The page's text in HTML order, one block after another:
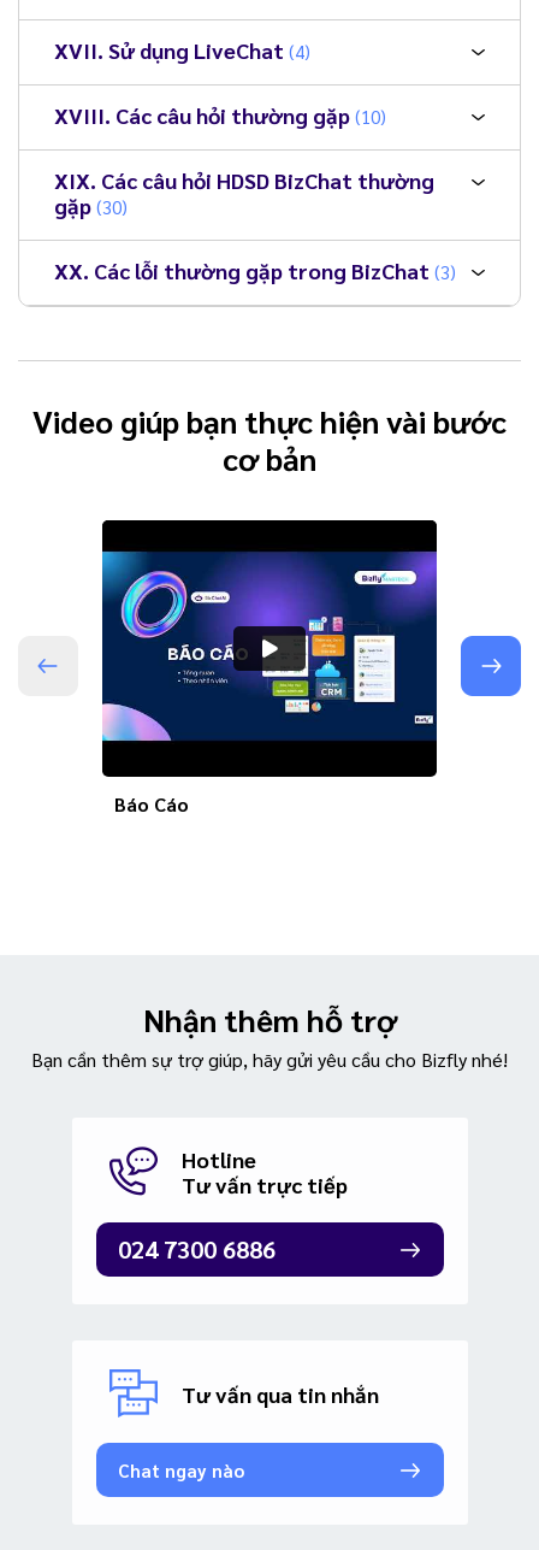
XVII. Sử dụng LiveChat (4)
XVIII. Các câu hỏi thường gặp (10)
XIX. Các câu hỏi HDSD BizChat thường
gặp (30)
XX. Các lỗi thường gặp trong BizChat (3)
Video giúp bạn thực hiện vài bước
cơ bản
Báo Cáo
Nhận thêm hỗ trợ
Bạn cần thêm sự trợ giúp, hãy gửi yêu cầu cho Bizfly nhé!
Hotline
Tư vấn trực tiếp
024 7300 6886
Tư vấn qua tin nhắn
Chat ngay nào